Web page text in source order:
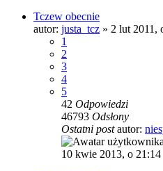
Tczew obecnie
autor: justa_tcz » 2 lut 2011,
1
2
3
4
5
42 Odpowiedzi
46793 Odsłony
Ostatni postautor:
10 kwie 2013, o 21:14